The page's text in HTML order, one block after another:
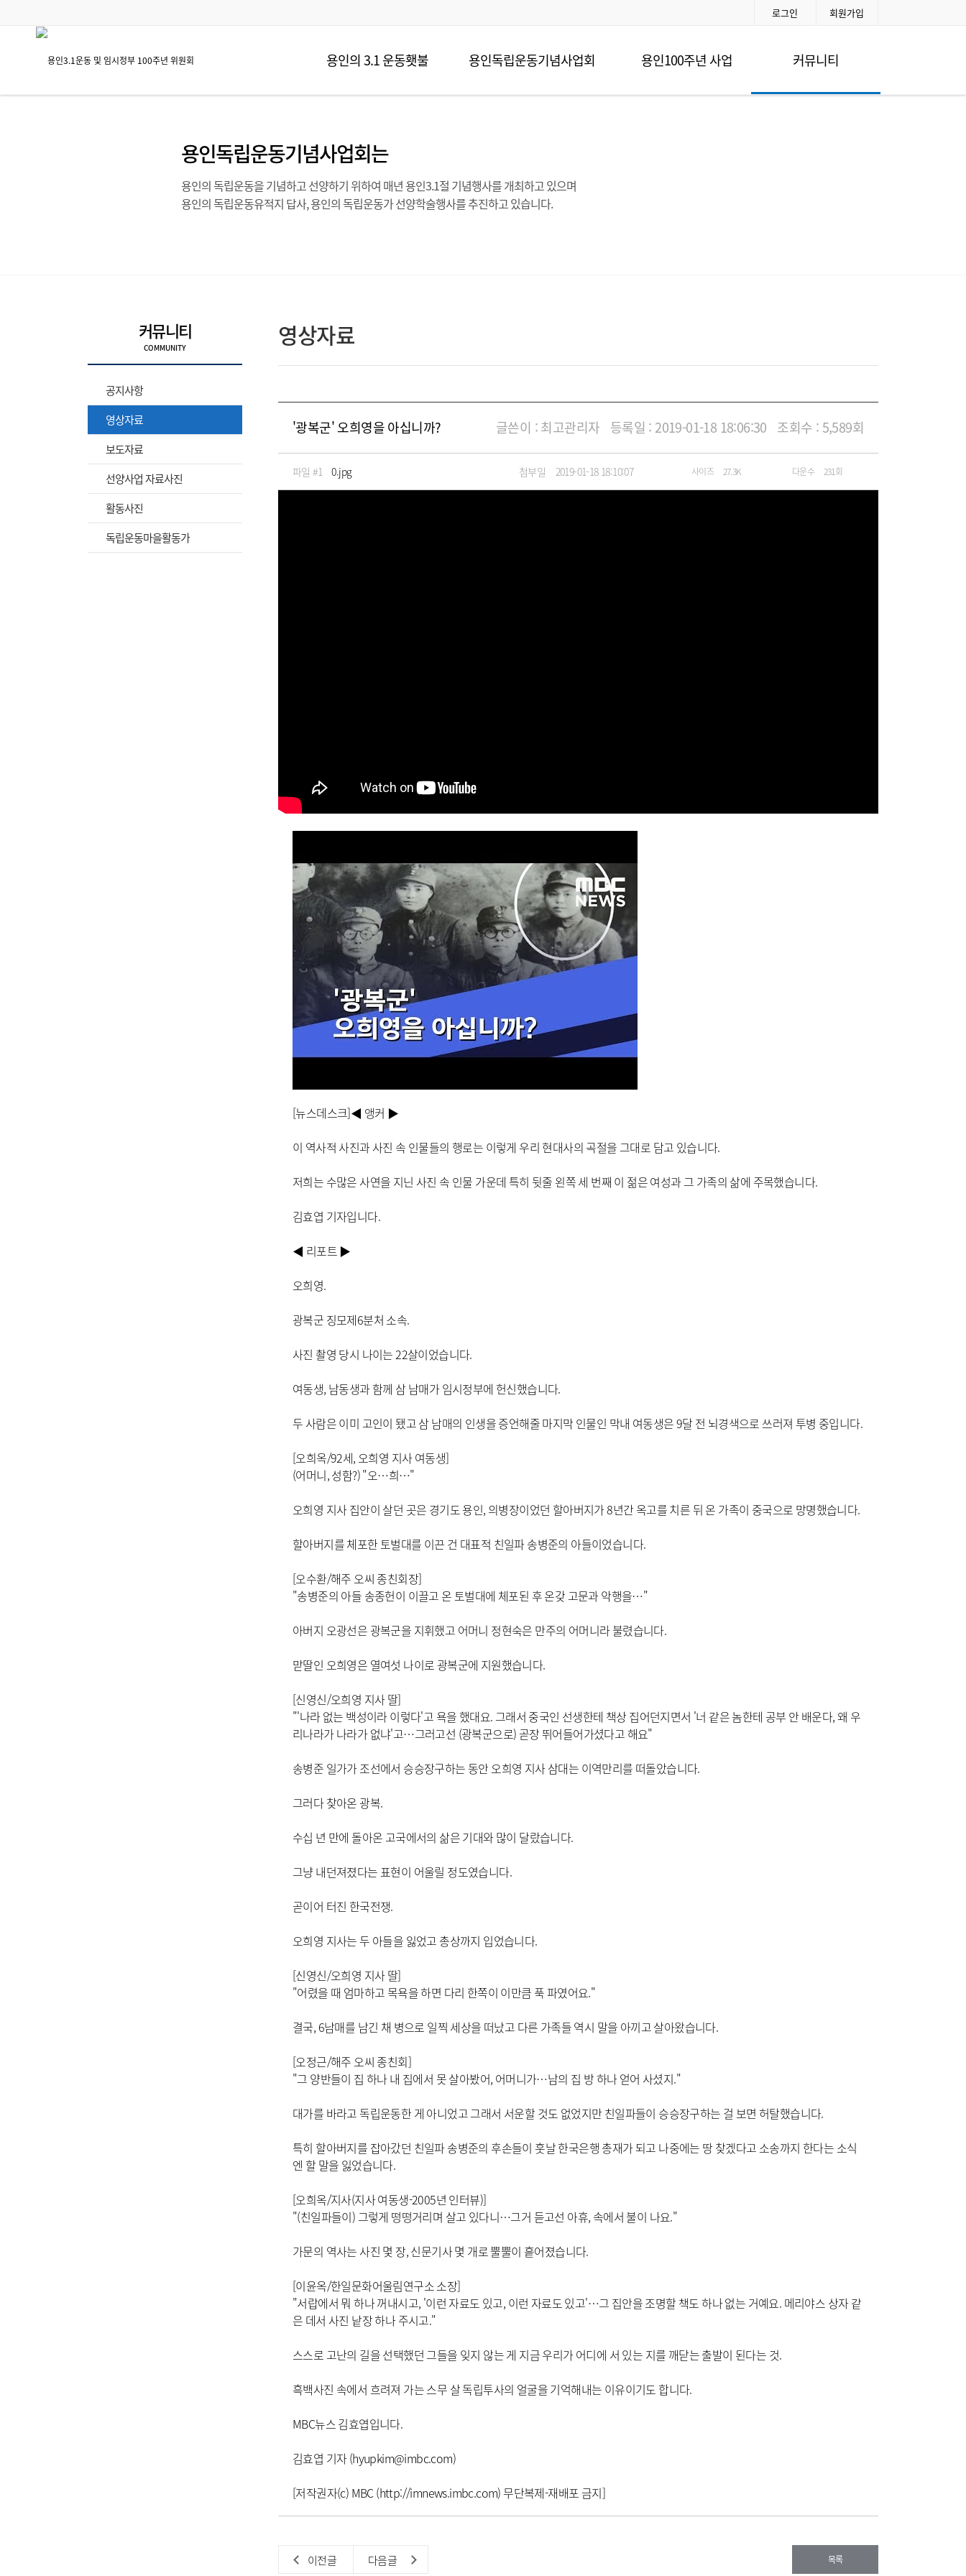
로그인 회원가입
용인의 3.1 운동횃불 용인독립운동기념사업회 용인100주년 사업 커뮤니티
용인독립운동기념사업회는
용인의 독립운동을 기념하고 선양하기 위하여 매년 용인3.1절 기념행사를 개최하고 있으며
용인의 독립운동유적지 답사, 용인의 독립운동가 선양학술행사를 추진하고 있습니다.
커뮤니티
공지사항
영상자료
보도자료
선양사업 자료사진
활동사진
독립운동마을활동가
영상자료
'광복군' 오희영을 아십니까? 글쓴이 :최고관리자 등록일 : 2019-01-18 18:06:30 조회수 : 5,589회
파일 #1 0.jpg 첨부일 2019-01-18 18:10:07 사이즈 27.3K 다운수 231회
[뉴스데스크]◀ 앵커 ▶
이 역사적 사진과 사진 속 인물들의 행로는 이렇게 우리 현대사의 곡절을 그대로 담고 있습니다.
저희는 수많은 사연을 지닌 사진 속 인물 가운데 특히 뒷줄 왼쪽 세 번째 이 젊은 여성과 그 가족의 삶에 주목했습니다.
김효엽 기자입니다.
◀ 리포트 ▶
오희영.
광복군 징모제6분처 소속.
사진 촬영 당시 나이는 22살이었습니다.
여동생, 남동생과 함께 삼 남매가 임시정부에 헌신했습니다.
두 사람은 이미 고인이 됐고 삼 남매의 인생을 증언해줄 마지막 인물인 막내 여동생은 9달 전 뇌경색으로 쓰러져 투병 중입니다.
[오희옥/92세, 오희영 지사 여동생]
(어머니, 성함?) "오…희…"
오희영 지사 집안이 살던 곳은 경기도 용인, 의병장이었던 할아버지가 8년간 옥고를 치른 뒤 온 가족이 중국으로 망명했습니다.
할아버지를 체포한 토벌대를 이끈 건 대표적 친일파 송병준의 아들이었습니다.
[오수환/해주 오씨 종친회장]
"송병준의 아들 송종헌이 이끌고 온 토벌대에 체포된 후 온갖 고문과 악행을…"
아버지 오광선은 광복군을 지휘했고 어머니 정현숙은 만주의 어머니라 불렸습니다.
맏딸인 오희영은 열여섯 나이로 광복군에 지원했습니다.
[신영신/오희영 지사 딸]
"'나라 없는 백성이라 이렇다'고 욕을 했대요. 그래서 중국인 선생한테 책상 집어던지면서 '너 같은 놈한테 공부 안 배운다, 왜 우
리나라가 나라가 없냐'고…그러고선 (광복군으로) 곧장 뛰어들어가셨다고 해요"
송병준 일가가 조선에서 승승장구하는 동안 오희영 지사 삼대는 이역만리를 떠돌았습니다.
그러다 찾아온 광복.
수십 년 만에 돌아온 고국에서의 삶은 기대와 많이 달랐습니다.
그냥 내던져졌다는 표현이 어울릴 정도였습니다.
곧이어 터진 한국전쟁.
오희영 지사는 두 아들을 잃었고 총상까지 입었습니다.
[신영신/오희영 지사 딸]
"어렸을 때 엄마하고 목욕을 하면 다리 한쪽이 이만큼 푹 파였어요."
결국, 6남매를 남긴 채 병으로 일찍 세상을 떠났고 다른 가족들 역시 말을 아끼고 살아왔습니다.
[오정근/해주 오씨 종친회]
"그 양반들이 집 하나 내 집에서 못 살아봤어, 어머니가…남의 집 방 하나 얻어 사셨지."
대가를 바라고 독립운동한 게 아니었고 그래서 서운할 것도 없었지만 친일파들이 승승장구하는 걸 보면 허탈했습니다.
특히 할아버지를 잡아갔던 친일파 송병준의 후손들이 훗날 한국은행 총재가 되고 나중에는 땅 찾겠다고 소송까지 한다는 소식
엔 할 말을 잃었습니다.
[오희옥/지사(지사 여동생-2005년 인터뷰)]
"(친일파들이) 그렇게 떵떵거리며 살고 있다니…그거 듣고선 아휴, 속에서 불이 나요."
가문의 역사는 사진 몇 장, 신문기사 몇 개로 뿔뿔이 흩어졌습니다.
[이윤옥/한일문화어울림연구소 소장]
"서랍에서 뭐 하나 꺼내시고, '이런 자료도 있고, 이런 자료도 있고'…그 집안을 조명할 책도 하나 없는 거예요. 메리야스 상자 같
은 데서 사진 낱장 하나 주시고."
스스로 고난의 길을 선택했던 그들을 잊지 않는 게 지금 우리가 어디에 서 있는 지를 깨닫는 출발이 된다는 것.
흑백사진 속에서 흐려져 가는 스무 살 독립투사의 얼굴을 기억해내는 이유이기도 합니다.
MBC뉴스 김효엽입니다.
김효엽 기자 (hyupkim@imbc.com)
[저작권자(c) MBC (http://imnews.imbc.com) 무단복제-재배포 금지]
이전글 다음글 목록